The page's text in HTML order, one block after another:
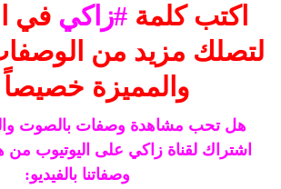
اكتب كلمة#زاكي في
لتصلك مزيد من
والمميزة
هل تحب مشاهدة وصفات بالصوت
اشتراك لقناة زاكي على اليوتيوب من
وصفاتنا بالفيديو: